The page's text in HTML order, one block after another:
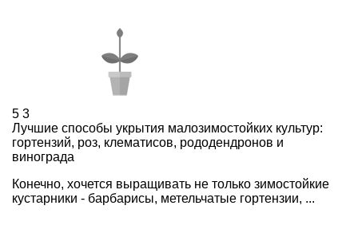
5 3
Лучшие способы укрытия малозимостойких культур:
гортензий, роз, клематисов, рододендронов и
винограда
Конечно, хочется выращивать не только зимостойкие
кустарники - барбарисы, метельчатые гортензии, ...